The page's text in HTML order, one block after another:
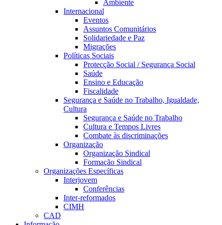
Ambiente
Internacional
Eventos
Assuntos Comunitários
Solidariedade e Paz
Migrações
Políticas Sociais
Protecção Social / Segurança Social
Saúde
Ensino e Educação
Fiscalidade
Segurança e Saúde no Trabalho, Igualdade,
Cultura
Segurança e Saúde no Trabalho
Cultura e Tempos Livres
Combate às discriminações
Organização
Organização Sindical
Formação Sindical
Organizações Específicas
Interjovem
Conferências
Inter-reformados
CIMH
CAD